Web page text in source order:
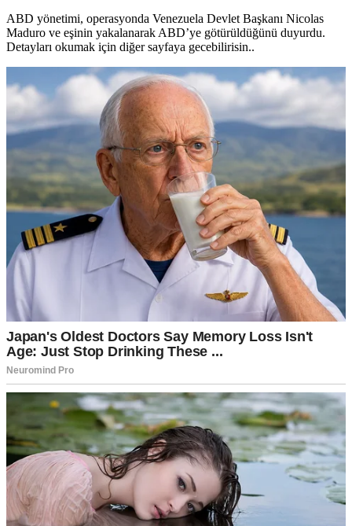
ABD yönetimi, operasyonda Venezuela Devlet Başkanı Nicolas
Maduro ve eşinin yakalanarak ABD’ye götürüldüğünü duyurdu.
Detayları okumak için diğer sayfaya gecebilirisin..